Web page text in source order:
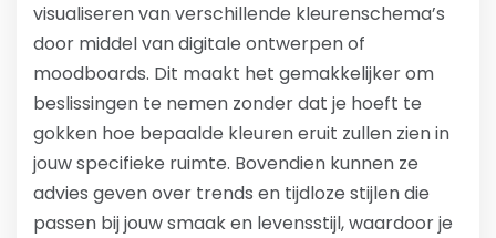
visualiseren van verschillende kleurenschema’s
door middel van digitale ontwerpen of
moodboards. Dit maakt het gemakkelijker om
beslissingen te nemen zonder dat je hoeft te
gokken hoe bepaalde kleuren eruit zullen zien in
jouw specifieke ruimte. Bovendien kunnen ze
advies geven over trends en tijdloze stijlen die
passen bij jouw smaak en levensstijl, waardoor je